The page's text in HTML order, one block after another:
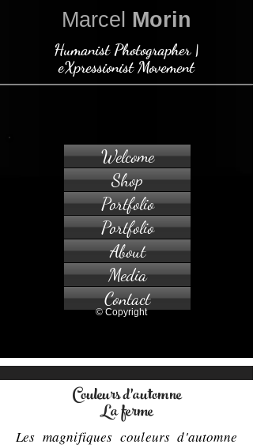
Marcel Morin
Humanist Photographer |
eXpressionist Movement
Welcome
Shop
Portfolio
Portfolio
About
Media
Contact
© Copyright
Couleurs d'automne
La ferme
Les magnifiques couleurs d'automne